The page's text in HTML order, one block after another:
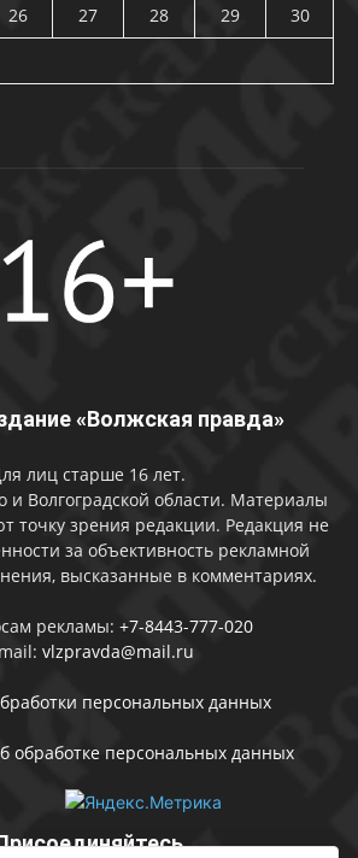
26 27 28 29
30
«Волжская правда»
лиц старше 16 лет.
и Волгоградской области. Материалы
точку зрения редакции. Редакция не
за объективность рекламной
высказанные в комментариях.
рекламы: +7-8443-777-020
vlzpravda@mail.ru
персональных данных
обработке персональных данных